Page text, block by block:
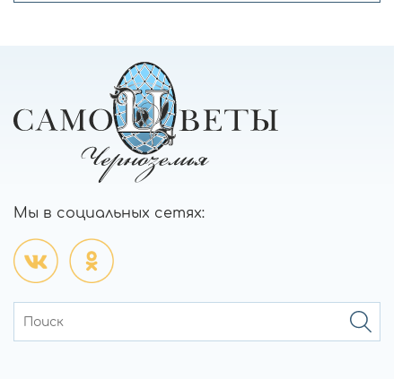
Мы в социальных сетях: